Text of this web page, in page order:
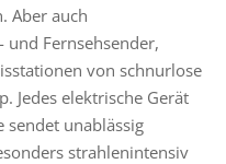
Aber auch
und Fernsehsender,
von schnurlose
Jedes elektrische Gerät
unablässig
strahlenintensiv